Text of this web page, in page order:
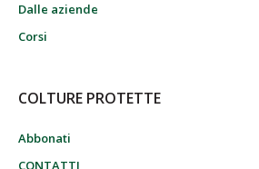
Dalle aziende
Corsi
COLTURE PROTETTE
Abbonati
CONTATTI